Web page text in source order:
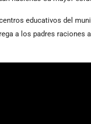
educativos del
a los padres